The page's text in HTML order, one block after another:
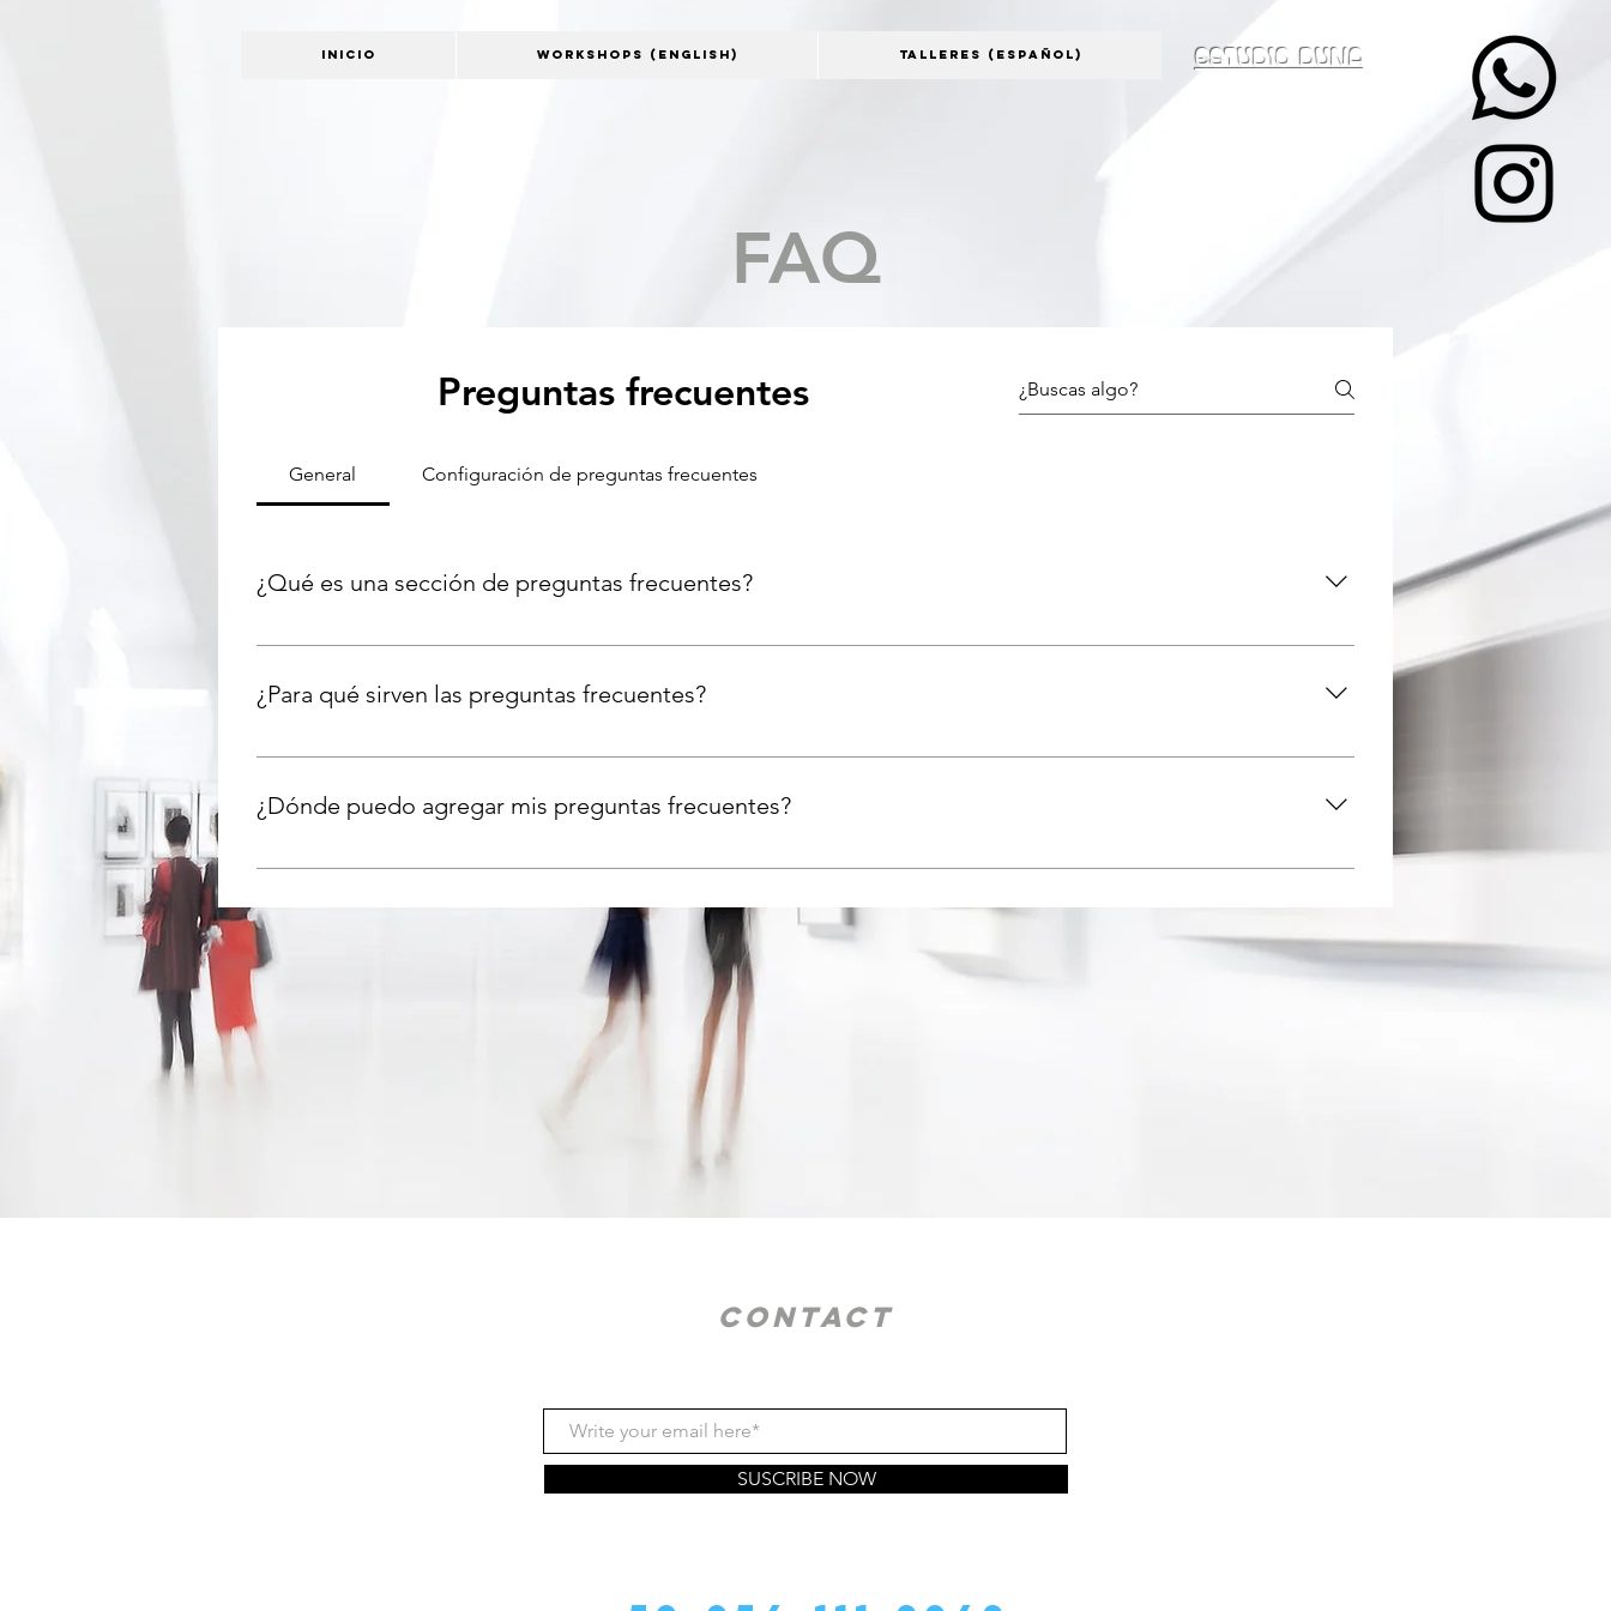
INICIO WORKSHOPS (english) TALLERES (español) ESTUDIO DUNA
FAQ
Preguntas frecuentes
General Configuración de preguntas frecuentes
¿Qué es una sección de preguntas frecuentes?
Una sección de preguntas frecuentes sirve para responder rápidamente a preguntas comunes sobre tu negocio. P. ej.,"¿A dónde
¿Para qué sirven las preguntas frecuentes?
Las preguntas frecuentes son una excelente manera de ayudar a los visitantes del sitio a encontrar respuestas rápidas a
¿Dónde puedo agregar mis preguntas frecuentes?
Las preguntas frecuentes se pueden agregar a cualquier página de tu sitio y también a tu app móvil de Wix, para que los
CONTACT
SUSCRIBE NOW